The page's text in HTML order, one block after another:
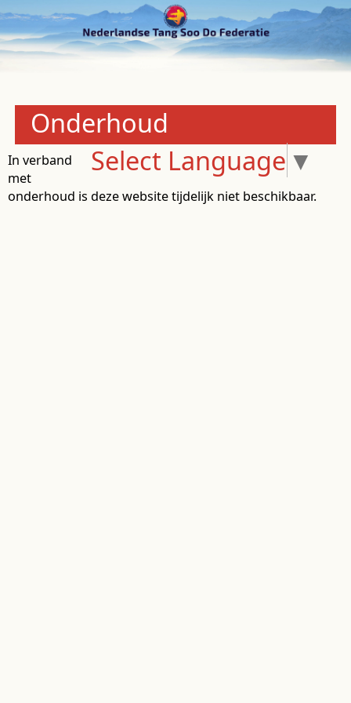
Onderhoud
Select Language ▼
In verband
met
onderhoud is deze website tijdelijk niet beschikbaar.